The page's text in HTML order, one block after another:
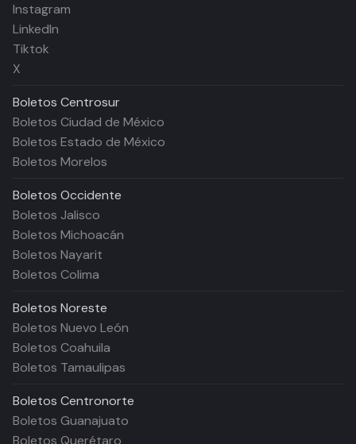
Instagram
LinkedIn
Tiktok
X
Boletos Centrosur
Boletos Ciudad de México
Boletos Estado de México
Boletos Morelos
Boletos Occidente
Boletos Jalisco
Boletos Michoacán
Boletos Nayarit
Boletos Colima
Boletos Noreste
Boletos Nuevo León
Boletos Coahuila
Boletos Tamaulipas
Boletos Centronorte
Boletos Guanajuato
Boletos Querétaro